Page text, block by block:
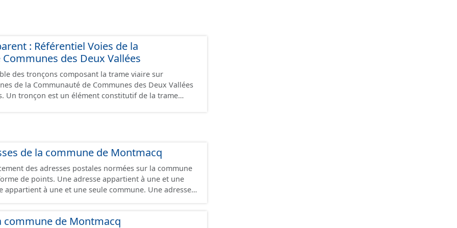
: Référentiel Voies de la
des Deux Vallées
des tronçons composant la trame viaire sur
de la Communauté de Communes des Deux Vallées
(cf paragraphe suivant). Les tronçons
grâce à l'attribut « Franchissement ». Dans le
d’un tronçon routier ou ferré) : les tronçons se
une
une autre intersection ou une autre jonction sauf dans
du mode de circulation (automobile ou modes
de la commune de Montmacq
des adresses postales normées sur la commune
appartient à une et une
appartient à une et une seule commune. Une adresse
commune de Montmacq